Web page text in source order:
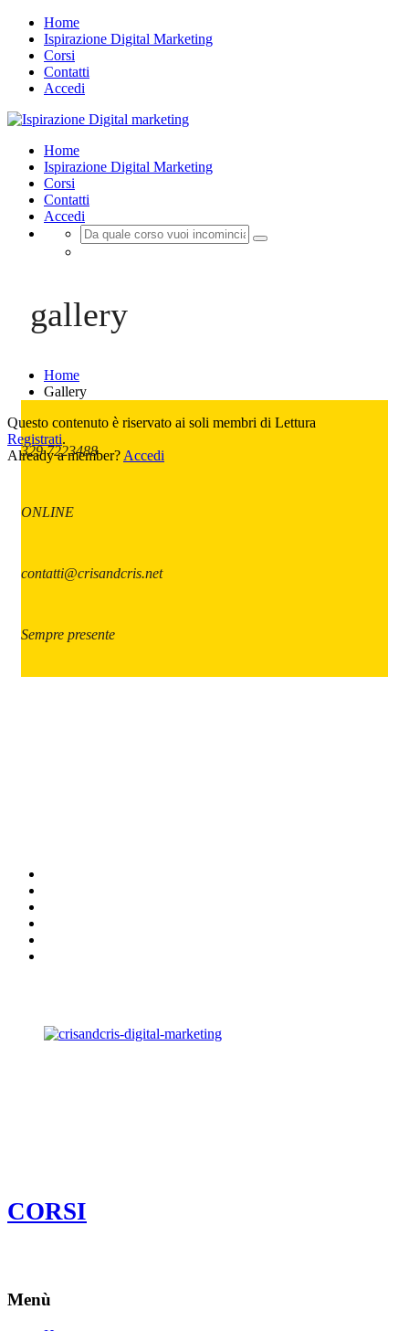
Home
Ispirazione Digital Marketing
Corsi
Contatti
Accedi
Home
Ispirazione Digital Marketing
Corsi
Contatti
Accedi
gallery
Home
Gallery
Questo contenuto è riservato ai soli membri di Lettura
Registrati.
Already a member? Accedi
329 7223488
ONLINE
contatti@crisandcris.net
Sempre presente
CORSI
Menù